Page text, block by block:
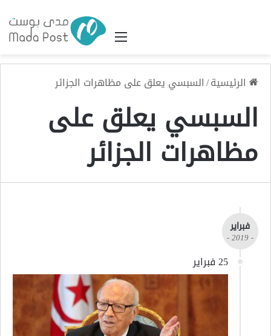
القائمة
الرئيسية/السبسي يعلق على مظاهرات الجزائر
السبسي يعلق على
مظاهرات الجزائر
فبراير
- 2019 -
25 فبراير